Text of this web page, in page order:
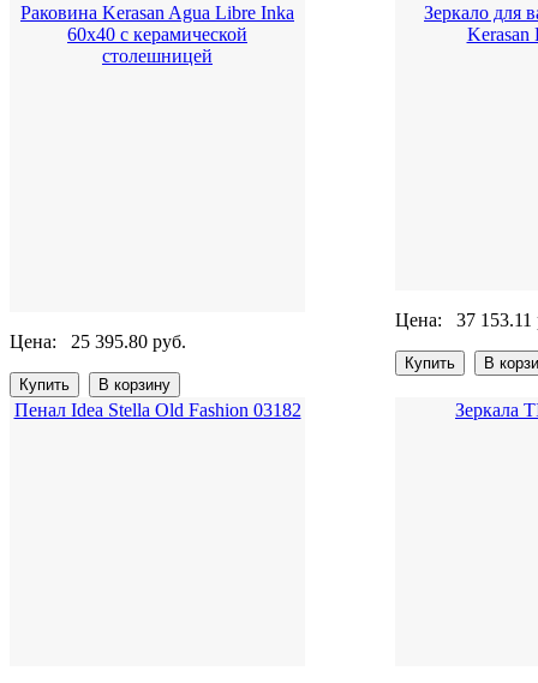
Раковина Kerasan Agua Libre Inka
60x40 с керамической
столешницей
Цена: 25 395.80 руб.
Зеркало для
Kerasan
Цена: 37 153.11
Пенал Idea Stella Old Fashion 03182 Зеркала